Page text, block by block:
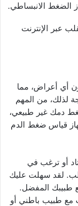
الضغط الانبساطي.
عبر الإنترنت
أي أعراض، مما
لذلك، من المهم
دمك غير طبيعي،
قياس ضغط الدم
أو ترغب في
قلب. لقد سهلت عليك
طبيبك المفضل.
مع طبيب باطني أو